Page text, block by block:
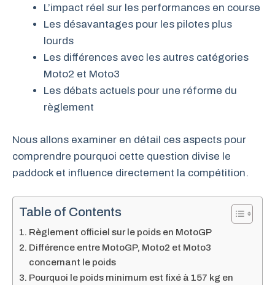
L’impact réel sur les performances en course
Les désavantages pour les pilotes plus
lourds
Les différences avec les autres catégories
Moto2 et Moto3
Les débats actuels pour une réforme du
règlement
Nous allons examiner en détail ces aspects pour
comprendre pourquoi cette question divise le
paddock et influence directement la compétition.
Table of Contents
Règlement officiel sur le poids en MotoGP
Différence entre MotoGP, Moto2 et Moto3
concernant le poids
Pourquoi le poids minimum est fixé à 157 kg en